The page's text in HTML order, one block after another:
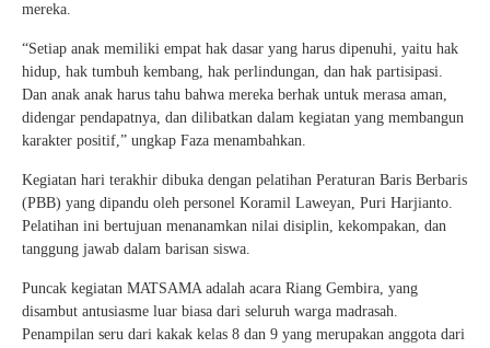
mereka.
“Setiap anak memiliki empat hak dasar yang harus dipenuhi, yaitu hak
hidup, hak tumbuh kembang, hak perlindungan, dan hak partisipasi.
Dan anak anak harus tahu bahwa mereka berhak untuk merasa aman,
didengar pendapatnya, dan dilibatkan dalam kegiatan yang membangun
karakter positif,” ungkap Faza menambahkan.
Kegiatan hari terakhir dibuka dengan pelatihan Peraturan Baris Berbaris
(PBB) yang dipandu oleh personel Koramil Laweyan, Puri Harjianto.
Pelatihan ini bertujuan menanamkan nilai disiplin, kekompakan, dan
tanggung jawab dalam barisan siswa.
Puncak kegiatan MATSAMA adalah acara Riang Gembira, yang
disambut antusiasme luar biasa dari seluruh warga madrasah.
Penampilan seru dari kakak kelas 8 dan 9 yang merupakan anggota dari